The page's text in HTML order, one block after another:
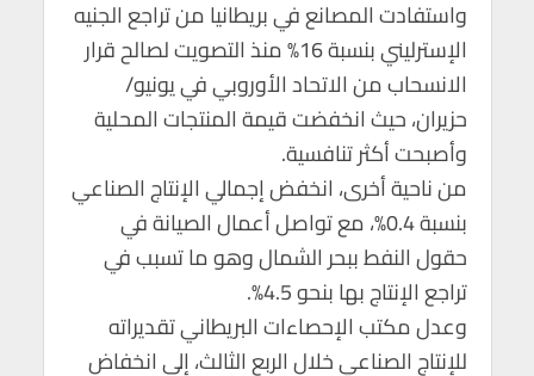
واستفادت المصانع في بريطانيا من تراجع الجنيه
الإسترليني بنسبة 16% منذ التصويت لصالح قرار
الانسحاب من الاتحاد الأوروبي في يونيو/
حزيران، حيث انخفضت قيمة المنتجات المحلية
وأصبحت أكثر تنافسية.
من ناحية أخرى، انخفض إجمالي الإنتاج الصناعي
بنسبة 0.4%، مع تواصل أعمال الصيانة في
حقول النفط ببحر الشمال وهو ما تسبب في
تراجع الإنتاج بها بنحو 4.5%.
وعدل مكتب الإحصاءات البريطاني تقديراته
للإنتاج الصناعي خلال الربع الثالث، إلى انخفاض